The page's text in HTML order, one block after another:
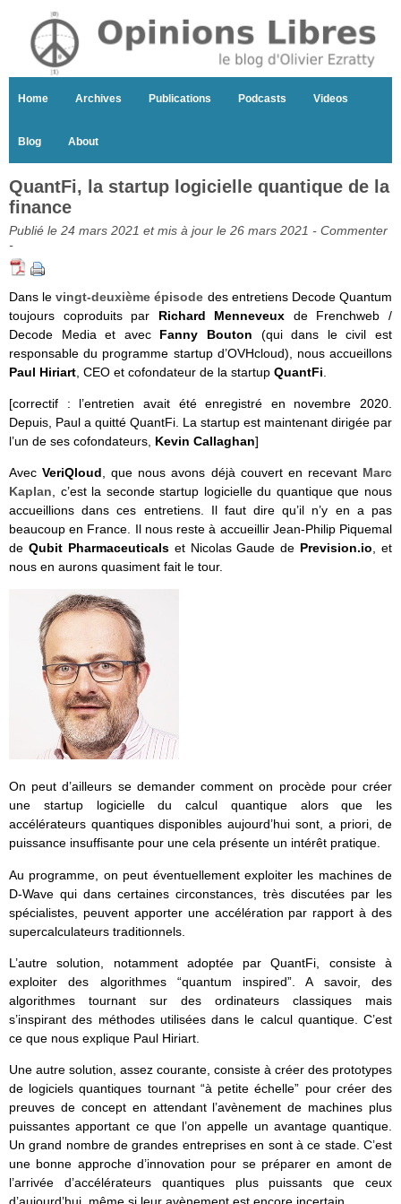
Home Archives Publications Podcasts Videos
Blog About
QuantFi, la startup logicielle quantique de la
finance
Publié le 24 mars 2021 et mis à jour le 26 mars 2021 - Commenter
-
Dans levingt-deuxième épisode des entretiens Decode Quantum
toujours coproduits par Richard Menneveux de Frenchweb /
Decode Media et avec Fanny Bouton (qui dans le civil est
responsable du programme startup d’OVHcloud), nous accueillons
Paul Hiriart , CEO et cofondateur de la startup QuantFi
[correctif : l’entretien avait été enregistré en novembre 2020.
Depuis, Paul a quitté QuantFi. La startup est maintenant dirigée par
l’un de ses cofondateurs, Kevin Callaghan]
AvecVeriQloud, que nous avons déjà couvert en recevant Marc
Kaplan, c’est la seconde startup logicielle du quantique que nous
accueillions dans ces entretiens. Il faut dire qu’il n’y en a pas
beaucoup en France. Il nous reste à accueillir Jean-Philip Piquemal
de Qubit Pharmaceuticalset Nicolas Gaude de Prevision.io, et
nous en aurons quasiment fait le tour.
On peut d’ailleurs se demander comment on procède pour créer
une startup logicielle du calcul quantique alors que les
accélérateurs quantiques disponibles aujourd’hui sont, a priori, de
puissance insuffisante pour une cela présente un intérêt pratique.
Au programme, on peut éventuellement exploiter les machines de
D-Wave qui dans certaines circonstances, très discutées par les
spécialistes, peuvent apporter une accélération par rapport à des
supercalculateurs traditionnels.
L’autre solution, notamment adoptée par QuantFi, consiste à
exploiter des algorithmes “quantum inspired”. A savoir, des
algorithmes tournant sur des ordinateurs classiques mais
s’inspirant des méthodes utilisées dans le calcul quantique. C’est
ce que nous explique Paul Hiriart.
Une autre solution, assez courante, consiste à créer des prototypes
de logiciels quantiques tournant “à petite échelle” pour créer des
preuves de concept en attendant l’avènement de machines plus
puissantes apportant ce que l’on appelle un avantage quantique.
Un grand nombre de grandes entreprises en sont à ce stade. C’est
une bonne approche d’innovation pour se préparer en amont de
l’arrivée d’accélérateurs quantiques plus puissants que ceux
d’aujourd’hui, même si leur avènement est encore incertain.